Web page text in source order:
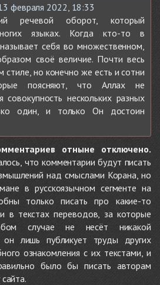
февраля 2022, 18:33
речевой оборот, который
языках. Когда кто-то в
себя во множественном,
своё величие. Почти весь
стиле, но конечно же есть и сотни
поясняют, что Аллах не
совокупность нескольких разных
один, и только Он достоин
отныне отключено.
что комментарии будут писать
над смыслами Корана, но
в русскоязычном сегменте на
только писать про какие-то
в текстах переводов, за которые
случае не несёт никакой
он лишь публикует труды других
ознакомления с их текстами, и
было бы писать авторам